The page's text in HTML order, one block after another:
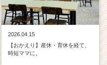
2026.04.15
【おかえり】産休・育休を経て、
時短ママに。